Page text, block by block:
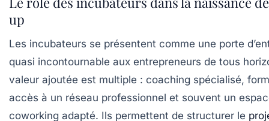
up
Les incubateurs se présentent comme une porte
quasi incontournable aux entrepreneurs de tous
valeur ajoutée est multiple : coaching spécialisé,
accès à un réseau professionnel et souvent un
coworking adapté. Ils permettent de structurer le